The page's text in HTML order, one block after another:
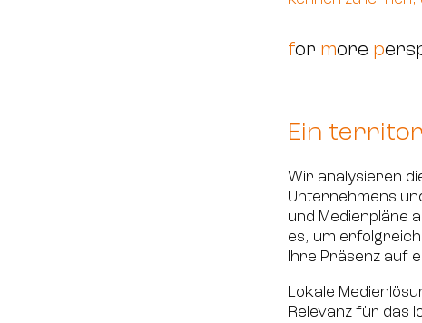
for more p
Ein
Wir analysieren
Unternehmens
und Medienpläne
es, um
Ihre Präsenz auf
Lokale
Relevanz für das